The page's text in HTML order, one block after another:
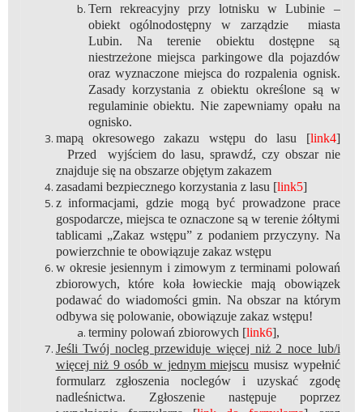
Tern rekreacyjny przy lotnisku w Lubinie –
obiekt ogólnodostępny w zarządzie miasta
Lubin. Na terenie obiektu dostępne są
niestrzeżone miejsca parkingowe dla pojazdów
oraz wyznaczone miejsca do rozpalenia ognisk.
Zasady korzystania z obiektu określone są w
regulaminie obiektu. Nie zapewniamy opału na
ognisko.
mapą okresowego zakazu wstępu do lasu [link4]
Przed wyjściem do lasu, sprawdź, czy obszar nie
znajduje się na obszarze objętym zakazem
zasadami bezpiecznego korzystania z lasu [link5]
z informacjami, gdzie mogą być prowadzone prace
gospodarcze, miejsca te oznaczone są w terenie żółtymi
tablicami „Zakaz wstępu” z podaniem przyczyny. Na
powierzchnie te obowiązuje zakaz wstępu
w okresie jesiennym i zimowym z terminami polowań
zbiorowych, które koła łowieckie mają obowiązek
podawać do wiadomości gmin. Na obszar na którym
odbywa się polowanie, obowiązuje zakaz wstępu!
terminy polowań zbiorowych [link6],
Jeśli Twój nocleg przewiduje więcej niż 2 noce lub/i
więcej niż 9 osób w jednym miejscu musisz wypełnić
formularz zgłoszenia noclegów i uzyskać zgodę
nadleśnictwa. Zgłoszenie następuje poprzez